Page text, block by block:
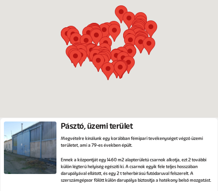
Pásztó, üzemi terület
Megvételre kínálunk egy korábban fémipari tevékenységet végző üzemi
területet, ami a 79-es években épült.
Ennek a központját egy 1460 m2 alapterületű csarnok alkotja, ezt 2 további
külön légterű helyiség egészíti ki. A csarnok egyik fele teljes hosszában
darupályával ellátott, és egy 2 t teherbírású futódaruval felszerelt. A
szerszámgépsor fölött külön darupálya biztosítja a hatékony belső mozgatást.